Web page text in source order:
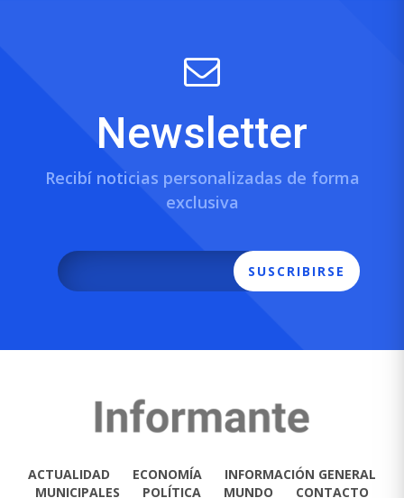
Newsletter
Recibí noticias personalizadas de forma
exclusiva
SUSCRIBIRSE
ACTUALIDAD ECONOMÍA
INFORMACIÓN GENERAL
MUNICIPALES
POLÍTICA MUNDO CONTACTO